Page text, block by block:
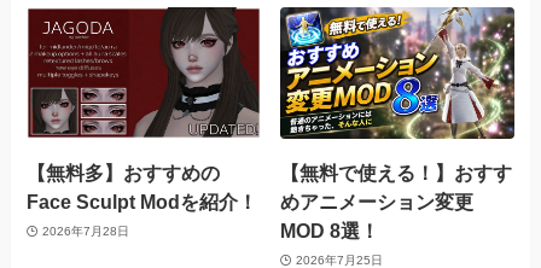
【無料多】おすすめの
Face Sculpt Modを紹介！
2026年7月28日
【無料で使える！】おすす
めアニメーション変更
MOD 8選！
2026年7月25日